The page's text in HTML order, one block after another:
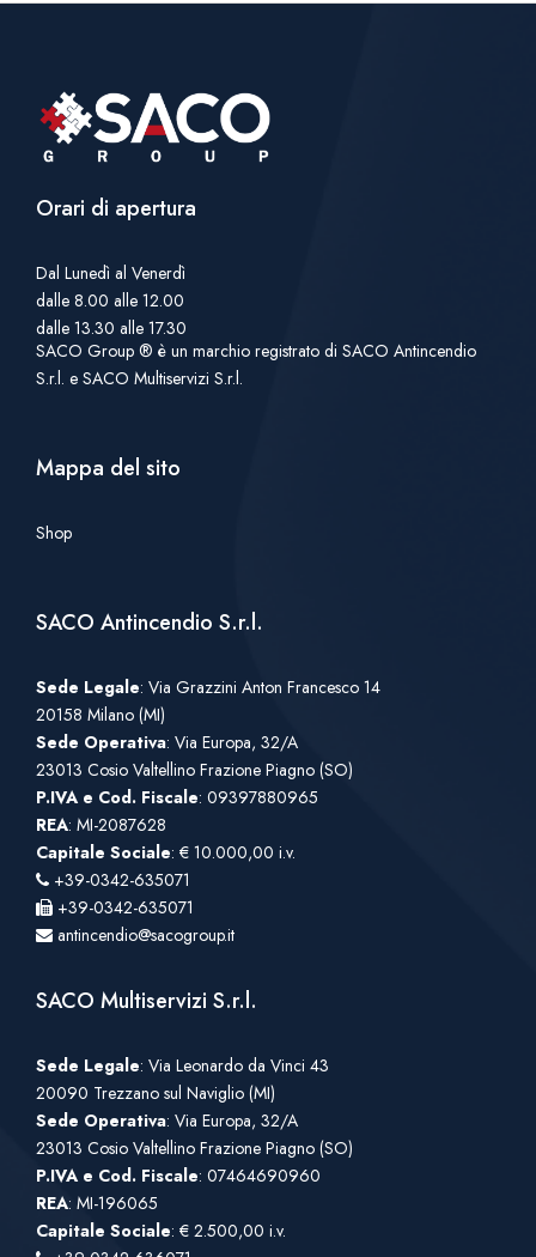
Orari di apertura
Dal Lunedì al Venerdì
dalle 8.00 alle 12.00
dalle 13.30 alle 17.30
SACO Group ® è un marchio registrato di SACO Antincendio
S.r.l. e SACO Multiservizi S.r.l.
Mappa del sito
Shop
SACO Antincendio S.r.l.
Sede Legale: Via Grazzini Anton Francesco 14
20158 Milano (MI)
Sede Operativa: Via Europa, 32/A
23013 Cosio Valtellino Frazione Piagno (SO)
P.IVA e Cod. Fiscale: 09397880965
REA: MI-2087628
Capitale Sociale: € 10.000,00 i.v.
+39-0342-635071
+39-0342-635071
antincendio@sacogroup.it
SACO Multiservizi S.r.l.
Sede Legale: Via Leonardo da Vinci 43
20090 Trezzano sul Naviglio (MI)
Sede Operativa: Via Europa, 32/A
23013 Cosio Valtellino Frazione Piagno (SO)
P.IVA e Cod. Fiscale: 07464690960
REA: MI-196065
Capitale Sociale: € 2.500,00 i.v.